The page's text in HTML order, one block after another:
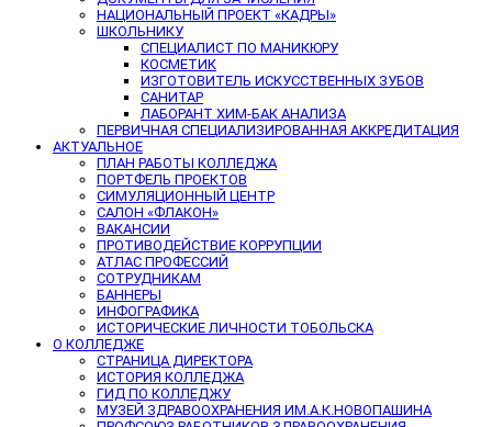
НАЦИОНАЛЬНЫЙ ПРОЕКТ «КАДРЫ»
ШКОЛЬНИКУ
СПЕЦИАЛИСТ ПО МАНИКЮРУ
КОСМЕТИК
ИЗГОТОВИТЕЛЬ ИСКУССТВЕННЫХ ЗУБОВ
САНИТАР
ЛАБОРАНТ ХИМ-БАК АНАЛИЗА
ПЕРВИЧНАЯ СПЕЦИАЛИЗИРОВАННАЯ АККРЕДИТАЦИЯ
АКТУАЛЬНОЕ
ПЛАН РАБОТЫ КОЛЛЕДЖА
ПОРТФЕЛЬ ПРОЕКТОВ
СИМУЛЯЦИОННЫЙ ЦЕНТР
САЛОН «ФЛАКОН»
ВАКАНСИИ
ПРОТИВОДЕЙСТВИЕ КОРРУПЦИИ
АТЛАС ПРОФЕССИЙ
СОТРУДНИКАМ
БАННЕРЫ
ИНФОГРАФИКА
ИСТОРИЧЕСКИЕ ЛИЧНОСТИ ТОБОЛЬСКА
О КОЛЛЕДЖЕ
СТРАНИЦА ДИРЕКТОРА
ИСТОРИЯ КОЛЛЕДЖА
ГИД ПО КОЛЛЕДЖУ
МУЗЕЙ ЗДРАВООХРАНЕНИЯ ИМ.А.К.НОВОПАШИНА